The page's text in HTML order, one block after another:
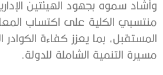
وأشاد سموه بجهود الهيئتين
منتسبي الكلية على اكتساب
المستقبل، بما يعزز كفاءة الكوادر
مسيرة التنمية الشاملة للدولة.